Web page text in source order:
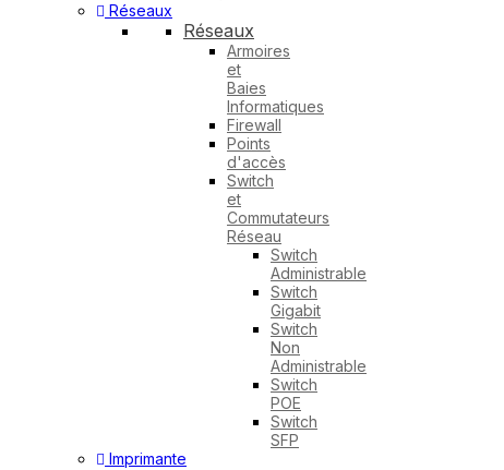
Réseaux
Réseaux
Armoires
et
Baies
Informatiques
Firewall
Points
d'accès
Switch
et
Commutateurs
Réseau
Switch
Administrable
Switch
Gigabit
Switch
Non
Administrable
Switch
POE
Switch
SFP
Imprimante